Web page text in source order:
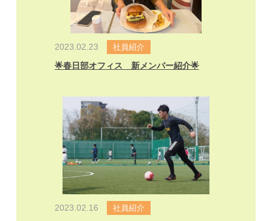
2023.02.23 社員紹介
🌟春日部オフィス 新メンバー紹介🌟
2023.02.16 社員紹介